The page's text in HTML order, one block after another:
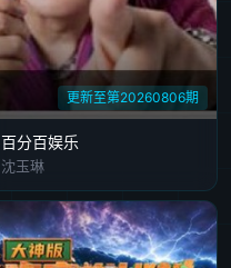
更新至第20260806期
百分百娱乐
沈玉琳